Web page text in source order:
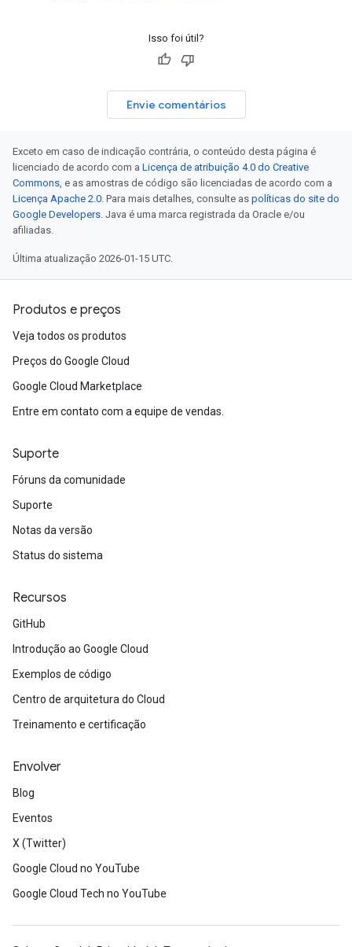
Isso foi útil?
Envie comentários
Exceto em caso de indicação contrária, o conteúdo desta página é
licenciado de acordo com a Licença de atribuição 4.0 do Creative
Commons, e as amostras de código são licenciadas de acordo com a
Licença Apache 2.0. Para mais detalhes, consulte as políticas do site do
Google Developers. Java é uma marca registrada da Oracle e/ou
afiliadas.
Última atualização 2026-01-15 UTC.
Produtos e preços
Veja todos os produtos
Preços do Google Cloud
Google Cloud Marketplace
Entre em contato com a equipe de vendas.
Suporte
Fóruns da comunidade
Suporte
Notas da versão
Status do sistema
Recursos
GitHub
Introdução ao Google Cloud
Exemplos de código
Centro de arquitetura do Cloud
Treinamento e certificação
Envolver
Blog
Eventos
X (Twitter)
Google Cloud no YouTube
Google Cloud Tech no YouTube